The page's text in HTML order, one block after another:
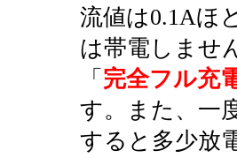
流値は0.1Aほ
は帯電しませ
「 完全フル充
す。また、一
すると多少放